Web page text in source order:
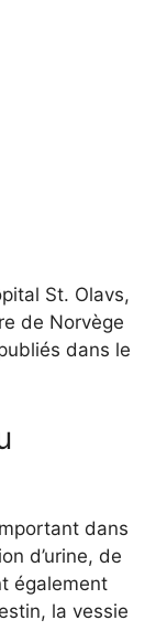
St. Olavs,
de Norvège
dans le
dans
d’urine, de
également
la vessie